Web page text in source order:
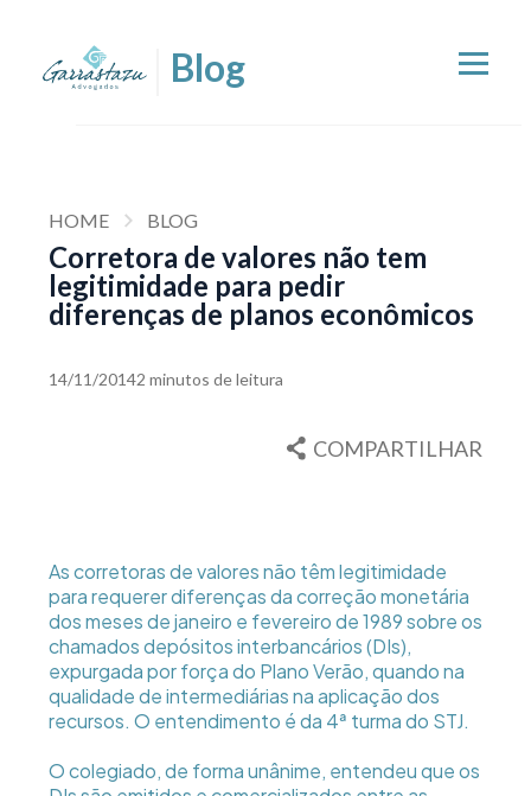
HOME BLOG
Corretora de valores não tem
legitimidade para pedir
diferenças de planos econômicos
14/11/20142 minutos de leitura
COMPARTILHAR
As corretoras de valores não têm legitimidade
para requerer diferenças da correção monetária
dos meses de janeiro e fevereiro de 1989 sobre os
chamados depósitos interbancários (DIs),
expurgada por força do Plano Verão, quando na
qualidade de intermediárias na aplicação dos
recursos. O entendimento é da 4ª turma do STJ.
O colegiado, de forma unânime, entendeu que os